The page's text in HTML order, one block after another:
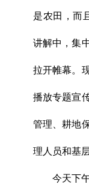
是农田，而
讲解中，集
拉开帷幕。
播放专题宣
管理、耕地
理人员和基
今天下